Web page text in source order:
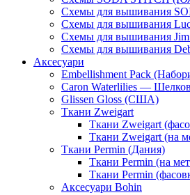
Схемы для вышивания
Схемы для вышивания
Схемы для вышивания
Схемы для вышивания
Аксесуари
Embellishment Pack
Caron Waterlilies —
Glissen Gloss (США)
Ткани Zweigart
Ткани Zweigart
Ткани Zweigart (на
Ткани Permin (Дания)
Ткани Permin (на
Ткани Permin
Аксесуари Bohin